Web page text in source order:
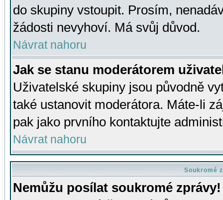
do skupiny vstoupit. Prosím,
žádosti nevyhoví. Má svůj důvod.
Návrat nahoru
Jak se stanu moderátorem
Uživatelské skupiny jsou původně
také ustanovit moderátora. Máte-li
pak jako prvního kontaktujte
Návrat nahoru
Soukromé
Nemůžu posílat soukromé zprávy!